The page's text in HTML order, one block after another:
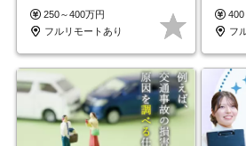
130日
250～400万円
フルリモートあり
など
400
フ